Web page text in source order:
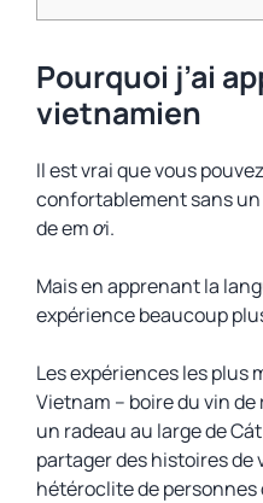
Pourquoi j’ai
vietnamien
Il est vrai que vous
confortablement sans
deem ơi.
Mais en apprenant la
expérience beaucoup
Les expériences les plus
Vietnam – boire du vin
un radeau au large de
partager des histoires de
hétéroclite de